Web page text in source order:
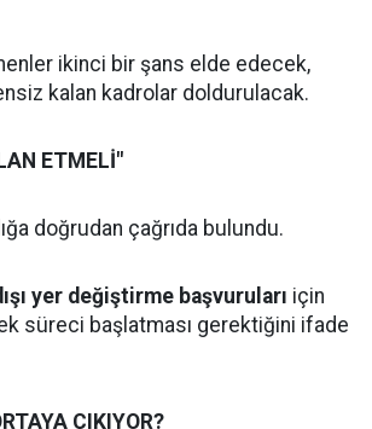
ikinci bir şans elde edecek,
kalan kadrolar doldurulacak.
ETMELİ"
doğrudan çağrıda bulundu.
yer değiştirme başvuruları için
süreci başlatması gerektiğini ifade
ÇIKIYOR?